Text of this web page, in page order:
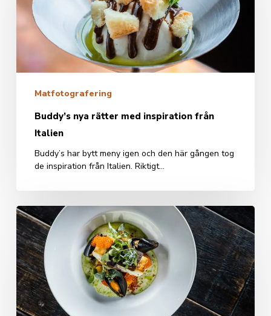
inspiration
från
Italien
Matfotografering
Buddy’s nya rätter med inspiration från
Italien
Buddy’s har bytt meny igen och den här gången tog
de inspiration från Italien. Riktigt…
Matfotografering
av
Buddy’s
nya
läckra
meny